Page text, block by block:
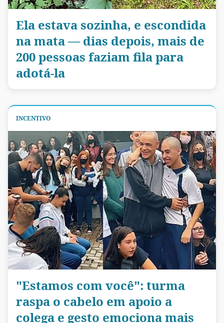
Ela estava sozinha, e escondida
na mata — dias depois, mais de
200 pessoas faziam fila para
adotá-la
INCENTIVO
"Estamos com você": turma
raspa o cabelo em apoio a
colega e gesto emociona mais